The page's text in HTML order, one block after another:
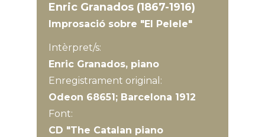
Enric Granados (1867-1916)
Improsació sobre "El Pelele"
Intèrpret/s:
Enric Granados, piano
Enregistrament original:
Odeon 68651; Barcelona 1912
Font:
CD "The Catalan piano